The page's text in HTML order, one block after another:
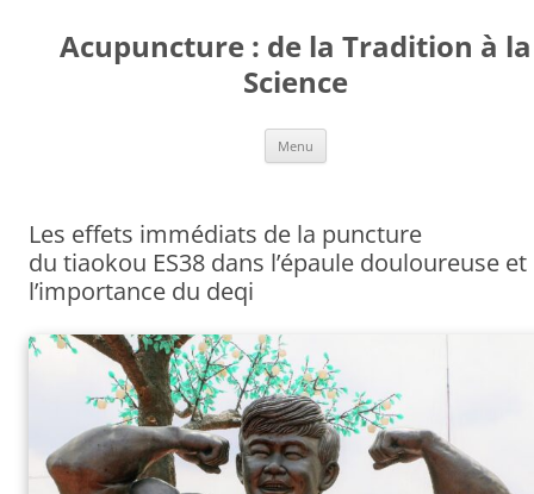
contenu
Acupuncture : de la Tradition à la
Science
Menu
Les effets immédiats de la puncture
du tiaokou ES38 dans l’épaule douloureuse et
l’importance du deqi